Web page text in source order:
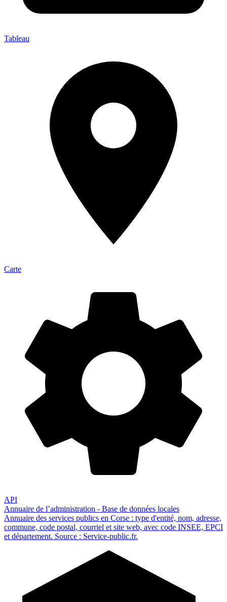
Tableau
Carte
API
Annuaire de l’administration - Base de données locales
Annuaire des services publics en Corse : type d'entité, nom, adresse,
commune, code postal, courriel et site web, avec code INSEE, EPCI
et département. Source : Service-public.fr.